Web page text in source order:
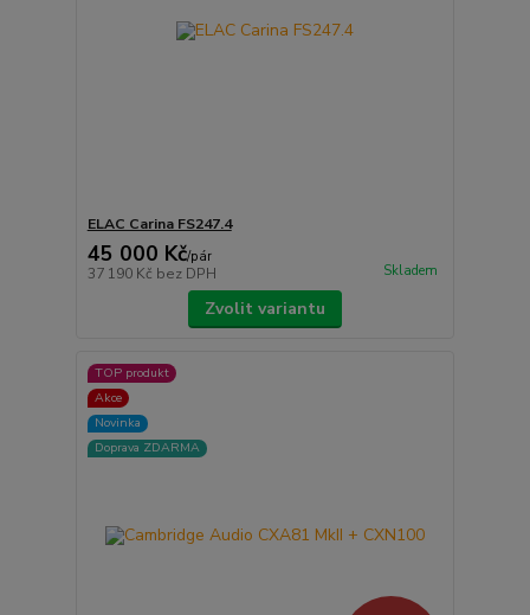
ELAC Carina FS247.4
45 000 Kč/pár
37 190 Kč bez DPH Skladem
Zvolit variantu
TOP produkt
Akce
Novinka
Doprava ZDARMA